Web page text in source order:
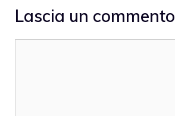
Lascia un commento